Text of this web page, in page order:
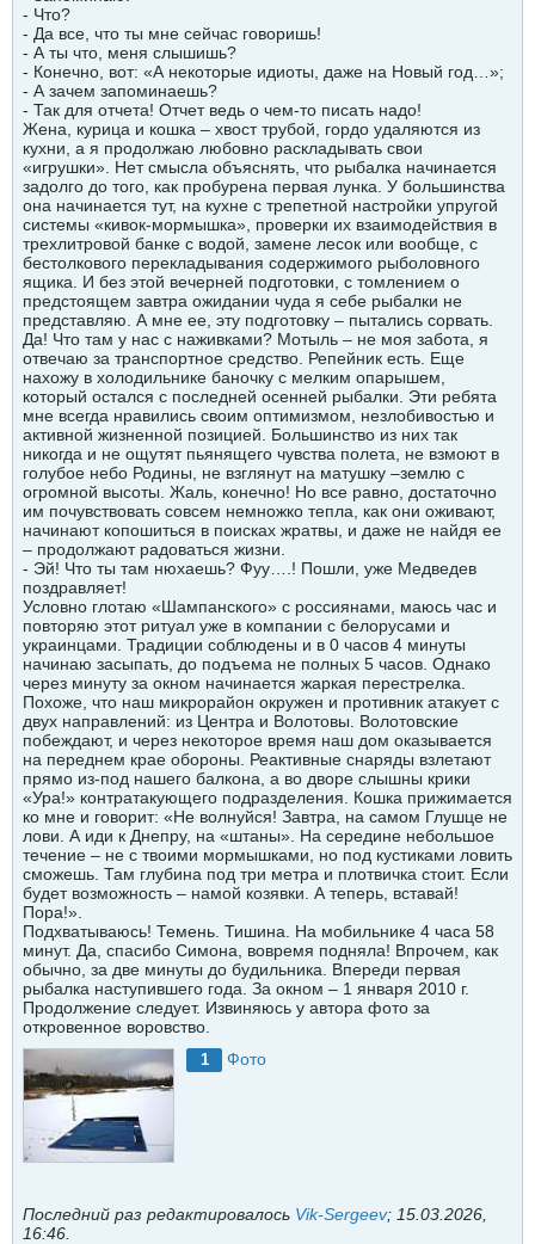
- Что?
- Да все, что ты мне сейчас говоришь!
- А ты что, меня слышишь?
- Конечно, вот: «А некоторые идиоты, даже на Новый год…»;
- А зачем запоминаешь?
- Так для отчета! Отчет ведь о чем-то писать надо!
Жена, курица и кошка – хвост трубой, гордо удаляются из
кухни, а я продолжаю любовно раскладывать свои
«игрушки». Нет смысла объяснять, что рыбалка начинается
задолго до того, как пробурена первая лунка. У большинства
она начинается тут, на кухне с трепетной настройки упругой
системы «кивок-мормышка», проверки их взаимодействия в
трехлитровой банке с водой, замене лесок или вообще, с
бестолкового перекладывания содержимого рыболовного
ящика. И без этой вечерней подготовки, с томлением о
предстоящем завтра ожидании чуда я себе рыбалки не
представляю. А мне ее, эту подготовку – пытались сорвать.
Да! Что там у нас с наживками? Мотыль – не моя забота, я
отвечаю за транспортное средство. Репейник есть. Еще
нахожу в холодильнике баночку с мелким опарышем,
который остался с последней осенней рыбалки. Эти ребята
мне всегда нравились своим оптимизмом, незлобивостью и
активной жизненной позицией. Большинство из них так
никогда и не ощутят пьянящего чувства полета, не взмоют в
голубое небо Родины, не взглянут на матушку –землю с
огромной высоты. Жаль, конечно! Но все равно, достаточно
им почувствовать совсем немножко тепла, как они оживают,
начинают копошиться в поисках жратвы, и даже не найдя ее
– продолжают радоваться жизни.
- Эй! Что ты там нюхаешь? Фуу….! Пошли, уже Медведев
поздравляет!
Условно глотаю «Шампанского» с россиянами, маюсь час и
повторяю этот ритуал уже в компании с белорусами и
украинцами. Традиции соблюдены и в 0 часов 4 минуты
начинаю засыпать, до подъема не полных 5 часов. Однако
через минуту за окном начинается жаркая перестрелка.
Похоже, что наш микрорайон окружен и противник атакует с
двух направлений: из Центра и Волотовы. Волотовские
побеждают, и через некоторое время наш дом оказывается
на переднем крае обороны. Реактивные снаряды взлетают
прямо из-под нашего балкона, а во дворе слышны крики
«Ура!» контратакующего подразделения. Кошка прижимается
ко мне и говорит: «Не волнуйся! Завтра, на самом Глушце не
лови. А иди к Днепру, на «штаны». На середине небольшое
течение – не с твоими мормышками, но под кустиками ловить
сможешь. Там глубина под три метра и плотвичка стоит. Если
будет возможность – намой козявки. А теперь, вставай!
Пора!».
Подхватываюсь! Темень. Тишина. На мобильнике 4 часа 58
минут. Да, спасибо Симона, вовремя подняла! Впрочем, как
обычно, за две минуты до будильника. Впереди первая
рыбалка наступившего года. За окном – 1 января 2010 г.
Продолжение следует. Извиняюсь у автора фото за
откровенное воровство.
1 Фото
Последний раз редактировалось Vik-Sergeev; 15.03.2026,
16:46